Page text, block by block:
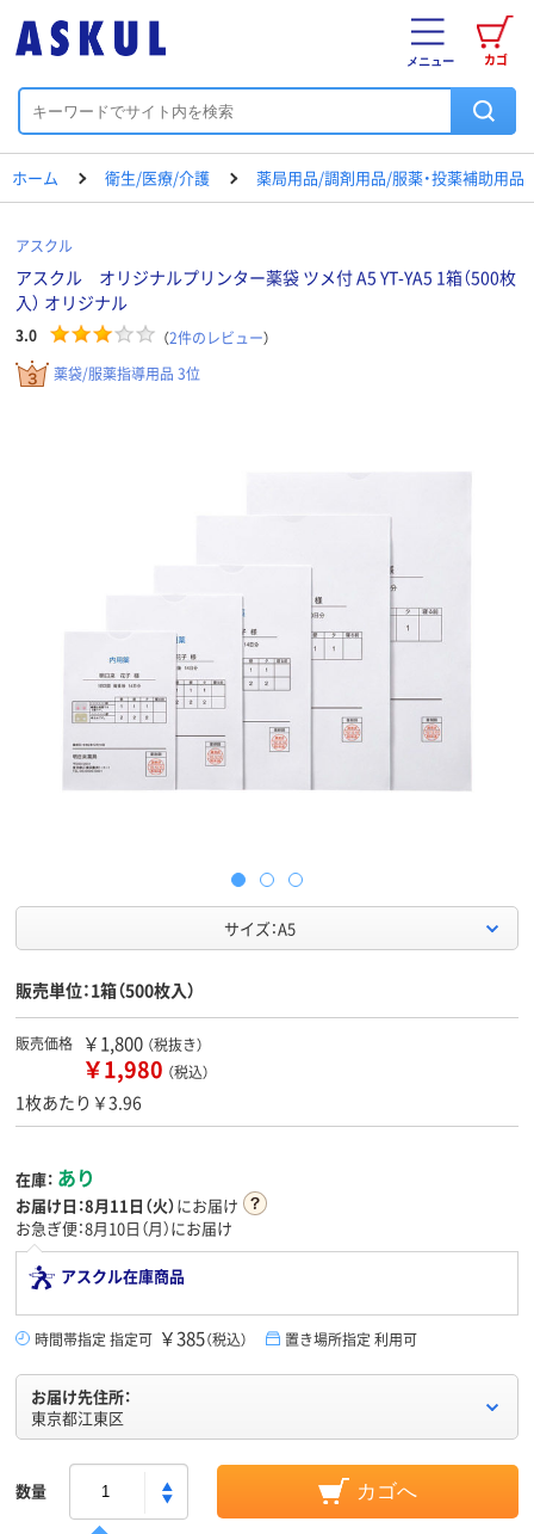
カゴ
メニュー
ホーム 衛生/医療/介護 薬局用品/調剤用品/服薬・投薬補助用品
アスクル
アスクル オリジナルプリンター薬袋 ツメ付 A5 YT-YA5 1箱（500枚
入） オリジナル
3.0 （2件のレビュー）
薬袋/服薬指導用品 3位
サイズ：A5
販売単位：1箱（500枚入）
販売価格 ￥1,800 （税抜き）
￥1,980 （税込）
1枚あたり￥3.96
在庫： あり
お届け日：8月11日（火）にお届け
お急ぎ便：8月10日（月）にお届け
アスクル在庫商品
時間帯指定 指定可 ￥385（税込） 置き場所指定 利用可
お届け先住所：
東京都江東区
数量 カゴへ